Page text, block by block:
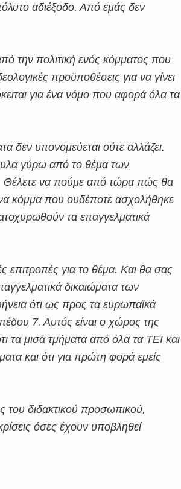
αδιέξοδο. Από εμάς δεν
την πολιτική ενός κόμματος που
προϋποθέσεις για να γίνει
για ένα νόμο που αφορά όλα τα
δεν υπονομεύεται ούτε αλλάζει.
γύρω από το θέμα των
Θέλετε να πούμε από τώρα πώς θα
κόμμα που ουδέποτε ασχολήθηκε
τα επαγγελματικά
επιτροπές για το θέμα. Και θα σας
δικαιώματα των
ότι ως προς τα ευρωπαϊκά
7. Αυτός είναι ο χώρος της
τα μισά τμήματα από όλα τα ΤΕΙ και
και ότι για πρώτη φορά εμείς
του διδακτικού προσωπικού,
όσες έχουν υποβληθεί